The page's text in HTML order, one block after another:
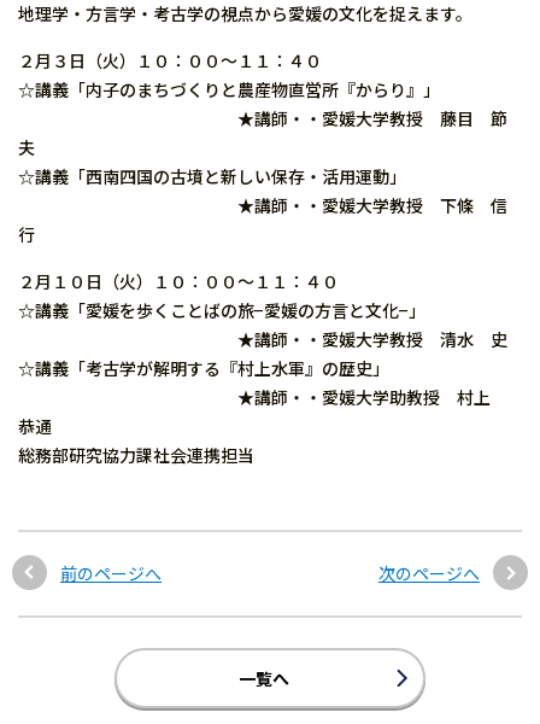
地理学・方言学・考古学の視点から愛媛の文化を捉えます。
２月３日（火）１０：００〜１１：４０
☆講義「内子のまちづくりと農産物直営所『からり』」
★講師・・愛媛大学教授 藤目 節
夫
☆講義「西南四国の古墳と新しい保存・活用運動」
★講師・・愛媛大学教授 下條 信
行
２月１０日（火）１０：００〜１１：４０
☆講義「愛媛を歩くことばの旅−愛媛の方言と文化−」
★講師・・愛媛大学教授 清水 史
☆講義「考古学が解明する『村上水軍』の歴史」
★講師・・愛媛大学助教授 村上
恭通
総務部研究協力課社会連携担当
前のページへ 次のページへ
一覧へ